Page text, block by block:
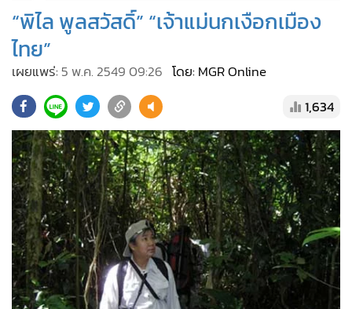
ผู้จัดการรายวัน
คอลัมนิสต์
• ละคร
• Cyber BIZ
• ผู้จัดกวน
• Good health & Well-being
• Green Innovation & SD
• Management & HR
• MGR Live
• Infographic
• การเมือง
• ท่องเที่ยว
“พิไล พูลสวัสดิ์” “เจ้าแม่นกเงือกเมือง
ไทย”
เผยแพร่:5 พ.ค. 2549 09:26 โดย: MGR Online
1,634